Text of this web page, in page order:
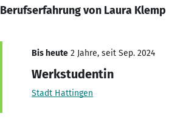
Berufserfahrung von Laura Klemp
Bis heute 2 Jahre, seit Sep. 2024
Werkstudentin
Stadt Hattingen